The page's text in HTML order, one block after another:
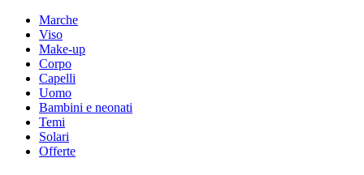
Marche
Viso
Make-up
Corpo
Capelli
Uomo
Bambini e neonati
Temi
Solari
Offerte